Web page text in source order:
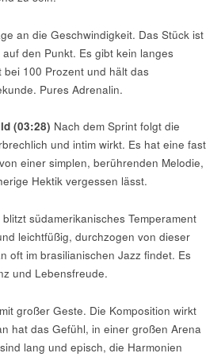
an die Geschwindigkeit. Das Stück ist
den Punkt. Es gibt kein langes
100 Prozent und hält das
Pures Adrenalin.
(03:28) Nach dem Sprint folgt die
und intim wirkt. Es hat eine fast
einer simplen, berührenden Melodie,
Hektik vergessen lässt.
blitzt südamerikanisches Temperament
leichtfüßig, durchzogen von dieser
oft im brasilianischen Jazz findet. Es
und Lebensfreude.
großer Geste. Die Komposition wirkt
hat das Gefühl, in einer großen Arena
lang und episch, die Harmonien